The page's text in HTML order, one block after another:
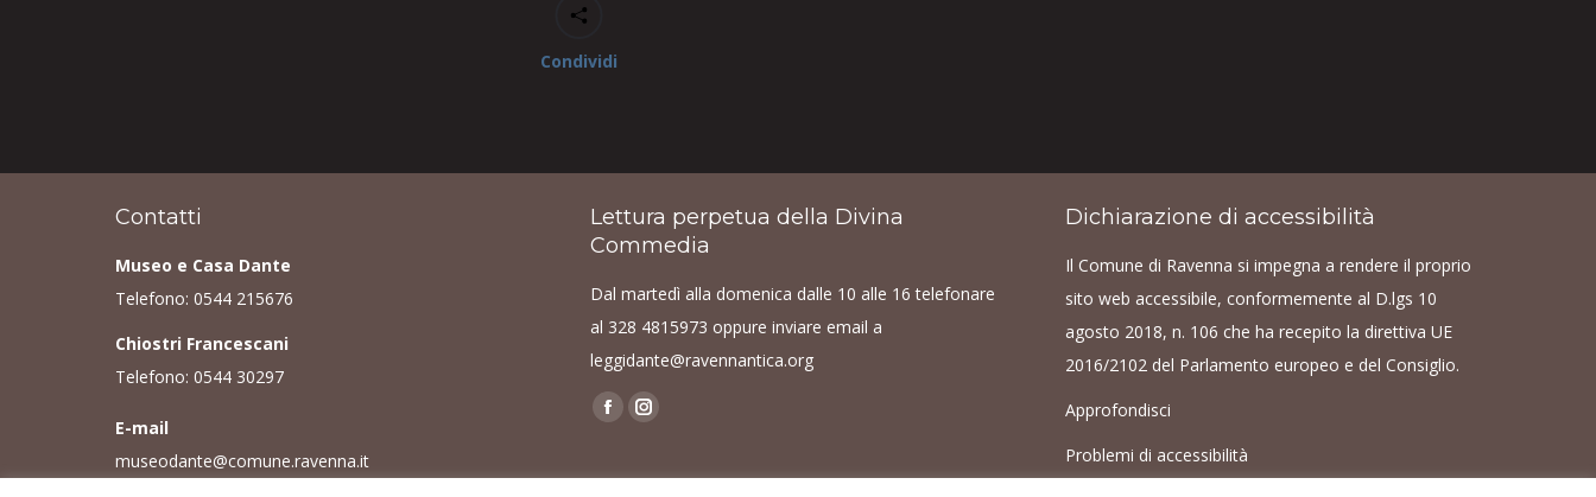
Condividi
Contatti
Museo e Casa Dante
Telefono: 0544 215676
Chiostri Francescani
Telefono: 0544 30297
E-mail
museodante@comune.ravenna.it
Lettura perpetua della Divina
Commedia
Dal martedì alla domenica dalle 10 alle 16 telefonare
al 328 4815973 oppure inviare email a
leggidante@ravennantica.org
Find us on:
Facebook
opens
Instagram
opens
Dichiarazione di accessibilità
Il Comune di Ravenna si impegna a rendere il proprio
sito web accessibile, conformemente al D.lgs 10
agosto 2018, n. 106 che ha recepito la direttiva UE
2016/2102 del Parlamento europeo e del Consiglio.
Approfondisci
Problemi di accessibilità